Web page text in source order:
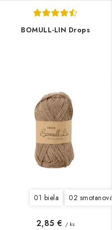
BOMULL-LIN Drops
01 biela 02 smotanová
2,85 € / ks